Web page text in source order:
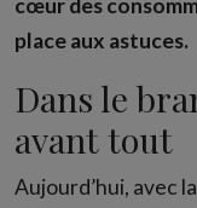
cœur des
place aux astuces.
Dans le
avant tout
Aujourd’hui, avec